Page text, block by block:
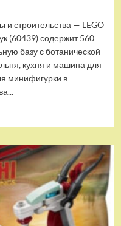
и строительства — LEGO
(60439) содержит 560
базу с ботанической
кухня и машина для
минифигурки в